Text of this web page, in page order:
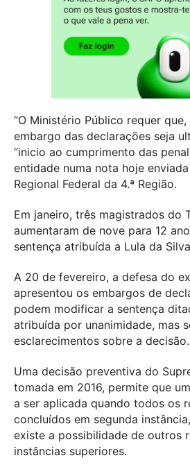
“O Ministério Público requer
embargo das declarações seja
“inicio ao cumprimento das
entidade numa nota hoje
Regional Federal da 4.ª Região.
Em janeiro, três magistrados do
aumentaram de nove para 12
sentença atribuída a Lula da
A 20 de fevereiro, a defesa do
apresentou os embargos de
podem modificar a sentença
atribuída por unanimidade, mas
esclarecimentos sobre a decisão.
Uma decisão preventiva do
tomada em 2016, permite que
a ser aplicada quando todos os
concluídos em segunda
existe a possibilidade de outros
instâncias superiores.